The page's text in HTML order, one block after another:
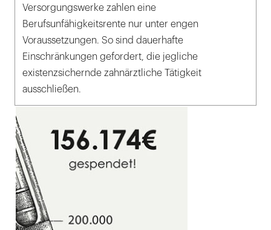
Versorgungswerke zahlen eine
Berufsunfähigkeitsrente nur unter engen
Voraussetzungen. So sind dauerhafte
Einschränkungen gefordert, die jegliche
existenzsichernde zahnärztliche Tätigkeit
ausschließen.